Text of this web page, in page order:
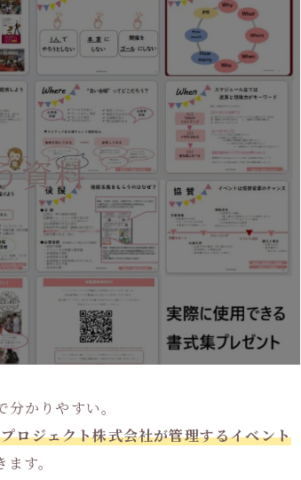
資料
かりやすい。
ジェクト株式会社が管理するイベント
す。